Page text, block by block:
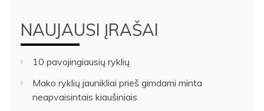
NAUJAUSI ĮRAŠAI
10 pavojingiausių ryklių
Mako ryklių jaunikliai prieš gimdami minta
neapvaisintais kiaušiniais